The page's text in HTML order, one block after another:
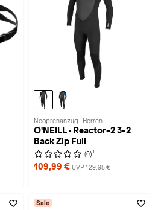
Neoprenanzug · Herren
O'NEILL · Reactor-2 3-2
Back Zip Full
(0) 1
109,99 € UVP 129,95 €
Sale